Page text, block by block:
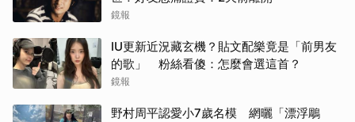
鏡報
IU更新近況藏玄機？貼文配樂竟是「前男友
的歌」 粉絲看傻：怎麼會選這首？
鏡報
野村周平認愛小7歲名模 網曬「漂浮鵰